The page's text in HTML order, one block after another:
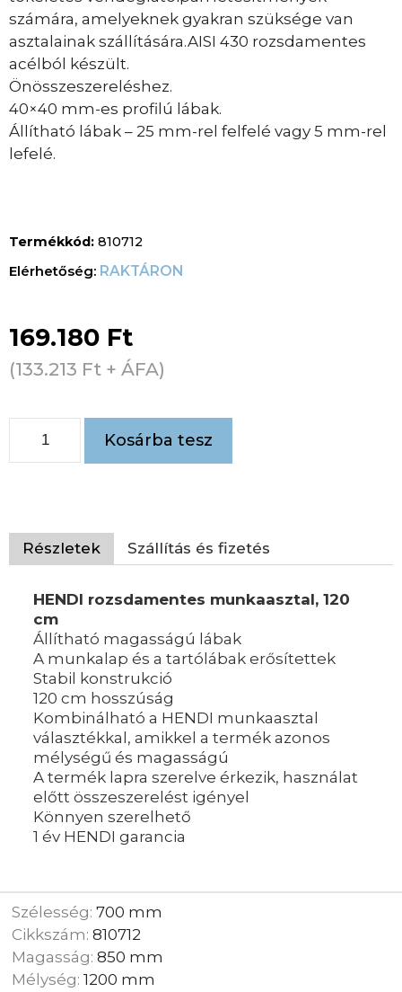
számára, amelyeknek gyakran szüksége van
asztalainak szállítására.AISI 430 rozsdamentes
acélból készült.
Önösszeszereléshez.
40×40 mm-es profilú lábak.
Állítható lábak – 25 mm-rel felfelé vagy 5 mm-rel
lefelé.
Termékkód: 810712
RAKTÁRON
169.180 Ft
(133.213 Ft + ÁFA)
Kosárba tesz
Részletek Szállítás és fizetés
HENDI rozsdamentes munkaasztal, 120
cm
Állítható magasságú lábak
A munkalap és a tartólábak erősítettek
Stabil konstrukció
120 cm hosszúság
Kombinálható a HENDI munkaasztal
választékkal, amikkel a termék azonos
mélységű és magasságú
A termék lapra szerelve érkezik, használat
előtt összeszerelést igényel
Könnyen szerelhető
1 év HENDI garancia
Szélesség:700 mm
Cikkszám:810712
Magasság:850 mm
Mélység:1200 mm